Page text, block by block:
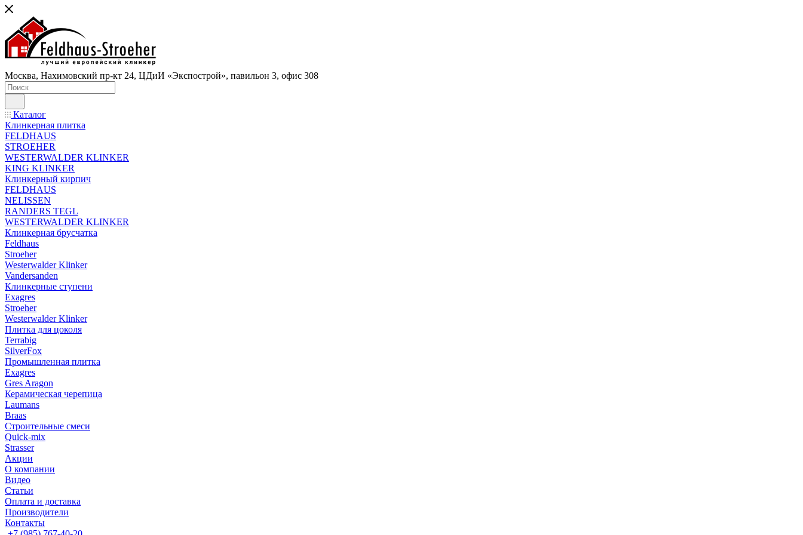
Москва, Нахимовский пр-кт 24, ЦДиИ «Экспострой», павильон 3, офис 308
Каталог
Клинкерная плитка
FELDHAUS
STROEHER
WESTERWALDER KLINKER
KING KLINKER
Клинкерный кирпич
FELDHAUS
NELISSEN
RANDERS TEGL
WESTERWALDER KLINKER
Клинкерная брусчатка
Feldhaus
Stroeher
Westerwalder Klinker
Vandersanden
Клинкерные ступени
Exagres
Stroeher
Westerwalder Klinker
Плитка для цоколя
Terrabig
SilverFox
Промышленная плитка
Exagres
Gres Aragon
Керамическая черепица
Laumans
Braas
Строительные смеси
Quick-mix
Strasser
Акции
О компании
Видео
Статьи
Оплата и доставка
Производители
Контакты